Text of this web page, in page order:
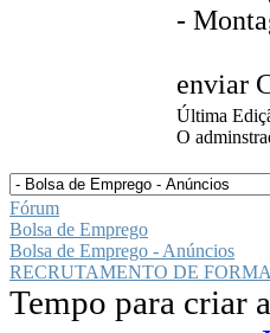
-
enviar
Última
O
Fórum
Bolsa de Emprego
Bolsa de Emprego - Anúncios
RECRUTAMENTO DE
Tempo para criar